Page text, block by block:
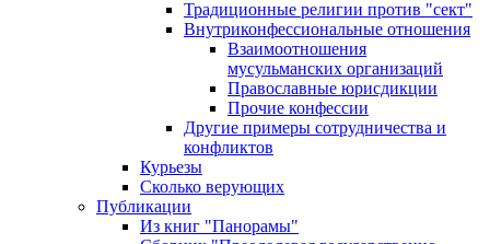
Традиционные религии против "сект"
Внутриконфессиональные отношения
Взаимоотношения
мусульманских организаций
Православные юрисдикции
Прочие конфессии
Другие примеры сотрудничества и
конфликтов
Курьезы
Сколько верующих
Публикации
Из книг "Панорамы"